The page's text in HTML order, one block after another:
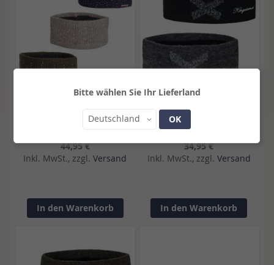
Bitte wählen Sie Ihr Lieferland
Land
Deutschland OK
KINGSLAND STIRNBAND FÜR
44,95 €
Inkl. MwSt., zzgl. Versand
In den Warenkorb
KINGSLAND STIRNBAND FÜR
DAMEN KLTHETIS
34,95 €
Inkl. MwSt., zzgl. Versand
In den Warenkorb